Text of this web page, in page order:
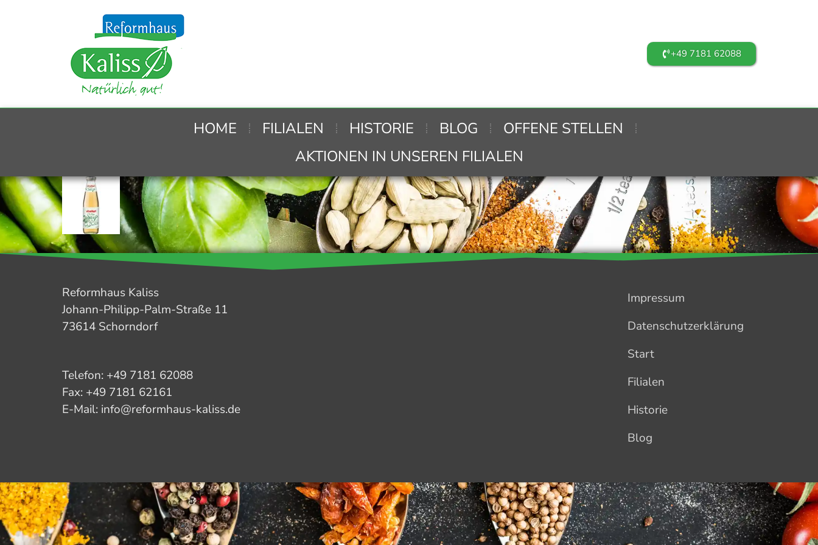
+49 7181 62088
HOME FILIALEN HISTORIE BLOG
OFFENE STELLEN
AKTIONEN IN UNSEREN FILIALEN
Reformhaus Kaliss
Johann-Philipp-Palm-Straße 11
73614 Schorndorf
Telefon: +49 7181 62088
Fax: +49 7181 62161
E-Mail: info@reformhaus-kaliss.de
Impressum
Datenschutzerklärung
Start
Filialen
Historie
Blog